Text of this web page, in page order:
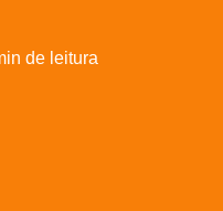
de leitura